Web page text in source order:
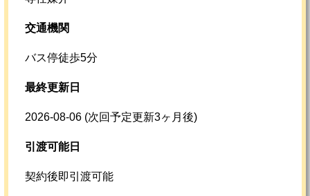
交通機関
バス停徒歩5分
最終更新日
2026-08-06 (次回予定更新3ヶ月後)
引渡可能日
契約後即引渡可能